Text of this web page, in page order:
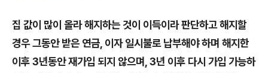
집 값이 많이 올라 해지하는 것이 이득이라 판단하고 해지할
경우 그동안 받은 연금, 이자 일시불로 납부해야 하며 해지한
이후 3년동안 재가입 되지 않으며, 3년 이후 다시 가입 가능하